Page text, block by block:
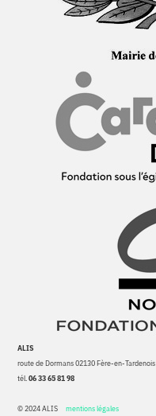
ALIS
route de Dormans 02130 Fère-en-Tardenois
tél.06 33 65 81 98
© 2024 ALISmentions légales